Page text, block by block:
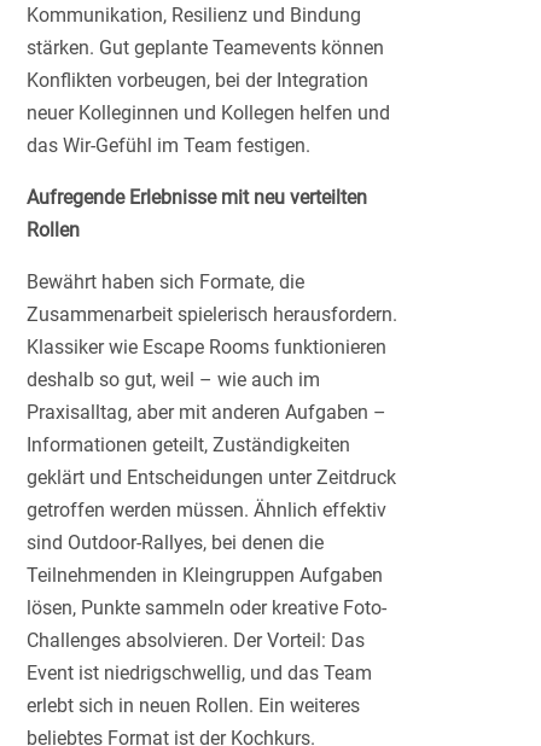
Kommunikation, Resilienz und Bindung
stärken. Gut geplante Teamevents können
Konflikten vorbeugen, bei der Integration
neuer Kolleginnen und Kollegen helfen und
das Wir-Gefühl im Team festigen.
Aufregende Erlebnisse mit neu verteilten
Rollen
Bewährt haben sich Formate, die
Zusammenarbeit spielerisch herausfordern.
Klassiker wie Escape Rooms funktionieren
deshalb so gut, weil – wie auch im
Praxisalltag, aber mit anderen Aufgaben –
Informationen geteilt, Zuständigkeiten
geklärt und Entscheidungen unter Zeitdruck
getroffen werden müssen. Ähnlich effektiv
sind Outdoor-Rallyes, bei denen die
Teilnehmenden in Kleingruppen Aufgaben
lösen, Punkte sammeln oder kreative Foto-
Challenges absolvieren. Der Vorteil: Das
Event ist niedrigschwellig, und das Team
erlebt sich in neuen Rollen. Ein weiteres
beliebtes Format ist der Kochkurs.